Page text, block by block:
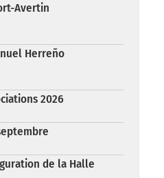
Avertin
Herreño
2026
de la Halle